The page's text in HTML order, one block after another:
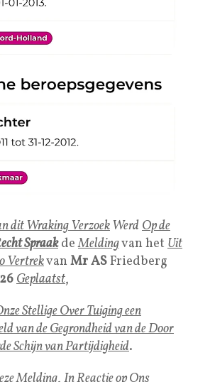
dit Wraking Verzoek WerdOp de
SpraakdeMeldingvan het Uit
Vertrekvan Mr ASFriedberg
Geplaatst,
Stellige Over Tuiging een
van de Gegrondheid van de Door
Schijn van Partijdigheid.